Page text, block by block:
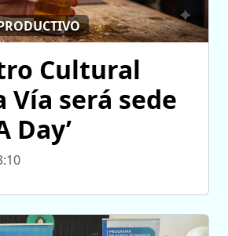
Cultural
Vía será sede
Day’